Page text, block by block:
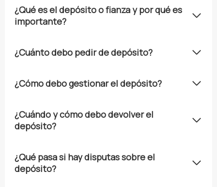
¿Qué es el depósito o fianza y por qué es
importante?
¿Cuánto debo pedir de depósito?
¿Cómo debo gestionar el depósito?
¿Cuándo y cómo debo devolver el
depósito?
¿Qué pasa si hay disputas sobre el
depósito?